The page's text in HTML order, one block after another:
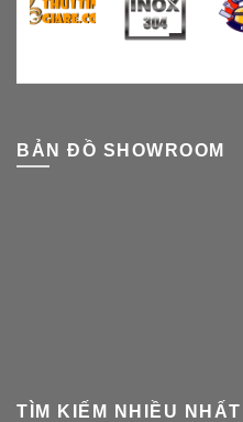
BẢN ĐỒ SHOWROOM
TÌM KIẾM NHIỀU NHẤT